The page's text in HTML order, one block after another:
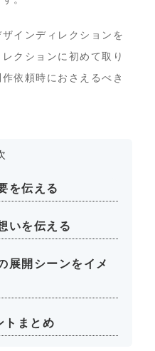
インディレクションを
クションに初めて取り
依頼時におさえるべき
を伝える
いを伝える
展開シーンをイメ
トまとめ